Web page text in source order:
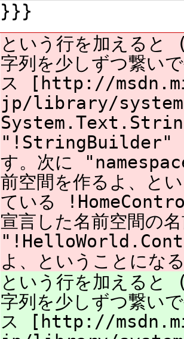
}}}
という行を加えると
字列を少しずつ繋い
ス [http://
jp/library/
"!StringBuilder" と
す。次に
前空間を作るよ、と
ている
宣言した名前空間の
よ、ということにな
という行を加えると
字列を少しずつ繋い
ス [http://